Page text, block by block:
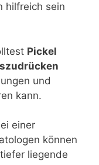
hilfreich sein
Pickel
und
kann.
einer
können
liegende